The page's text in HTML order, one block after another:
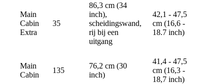
Main
Cabin
Extra
35
86,3 cm (34
inch),
scheidingswand,
rij bij een
uitgang
42,1 - 47,5
cm (16,6 -
18.7 inch)
Main
Cabin
135
76,2 cm (30
inch)
41,4 - 47,5
cm (16,3 -
18,7 inch)